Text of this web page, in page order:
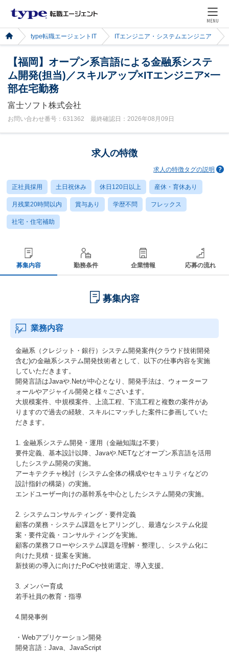
MENU
type転職エージェントIT ITエンジニア・システムエンジニア
【福岡】オープン系言語による金融系システ
ム開発(担当)／スキルアップ×ITエンジニア×一
部在宅勤務
富士ソフト株式会社
お問い合わせ番号：631362 最終確認日：2026年08月09日
求人の特徴
求人の特徴タグの説明
正社員採用 土日祝休み 休日120日以上 産休・育休あり
月残業20時間以内 賞与あり 学歴不問 フレックス
社宅・住宅補助
募集内容 勤務条件 企業情報 応募の流れ
募集内容
業務内容
金融系（クレジット・銀行）システム開発案件(クラウド技術開発
含む)の金融系システム開発技術者として、以下の仕事内容を実施
していただきます。
開発言語はJavaや.Netが中心となり、開発手法は、ウォーターフ
ォールやアジャイル開発と様々ございます。
大規模案件、中規模案件、上流工程、下流工程と複数の案件があ
りますので過去の経験、スキルにマッチした案件に参画していた
だきます。
1. 金融系システム開発・運用（金融知識は不要）
要件定義、基本設計以降、Javaや.NETなどオープン系言語を活用
したシステム開発の実施。
アーキテクチャ検討（システム全体の構成やセキュリティなどの
設計指針の構築）の実施。
エンドユーザー向けの基幹系を中心としたシステム開発の実施。
2. システムコンサルティング・要件定義
顧客の業務・システム課題をヒアリングし、最適なシステム化提
案・要件定義・コンサルティングを実施。
顧客の業務フローやシステム課題を理解・整理し、システム化に
向けた見積・提案を実施。
新技術の導入に向けたPoCや技術選定、導入支援。
3. メンバー育成
若手社員の教育・指導
4.開発事例
・Webアプリケーション開発
開発言語：Java、JavaScript